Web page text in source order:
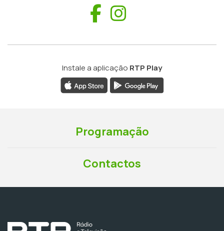
Facebook
Instale a aplicação RTP Play
Programação
Contactos